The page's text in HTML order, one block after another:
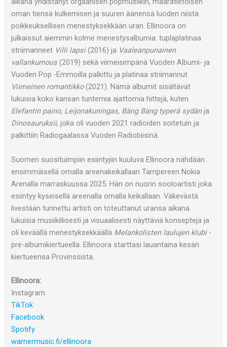
oman tiensä kulkemisen ja suuren äänensä luoden niistä
poikkeuksellisen menestyksekkään uran. Ellinoora on
julkaissut aiemmin kolme menestysalbumia: tuplaplatinaa
striimanneet Villi lapsi(2016) ja Vaaleanpunainen
vallankumous (2019) sekä viimeisimpänä Vuoden Albumi- ja
Vuoden Pop -Emmoilla palkittu ja platinaa striimannut
Viimeinen romantikko(2021). Nämä albumit sisältävät
lukuisia koko kansan tuntemia ajattomia hittejä, kuten
Elefantin paino, Leijonakuningas, Bäng Bäng typerä sydänja
Dinosauruksii, joka oli vuoden 2021 radioiden soitetuin ja
palkittiin Radiogaalassa Vuoden Radiobiisinä.
Suomen suosituimpiin esiintyjiin kuuluva Ellinoora nähdään
ensimmäisellä omalla areenakeikallaan Tampereen Nokia
Arenalla marraskuussa 2025. Hän on nuorin sooloartisti joka
esiintyy kyseisellä areenalla omalla keikallaan. Väkevästä
livestään tunnettu artisti on toteuttanut uransa aikana
lukuisia musiikillisesti ja visuaalisesti näyttäviä konsepteja ja
oli keväällä menestyksekkäällä Melankolisten laulujen klubi -
pre-albumikiertueella. Ellinoora starttasi lauantaina kesän
kiertueensa Provinssista.
Ellinoora:
Instagram
TikTok
Facebook
Spotify
warnermusic.fi/ellinoora